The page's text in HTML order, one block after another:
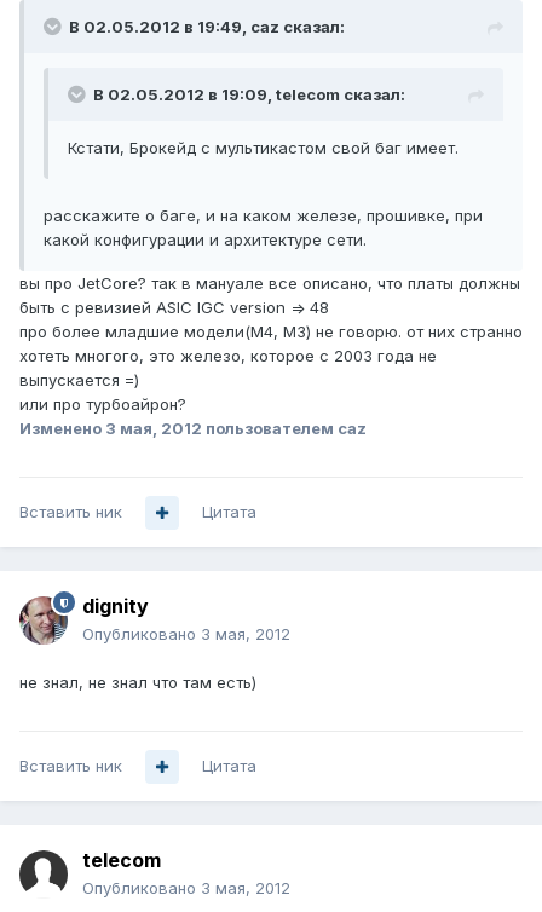
В 02.05.2012 в 19:49, caz сказал:
В 02.05.2012 в 19:09, telecom сказал:
Кстати, Брокейд с мультикастом свой баг имеет.
расскажите о баге, и на каком железе, прошивке, при
какой конфигурации и архитектуре сети.
вы про JetCore? так в мануале все описано, что платы должны
быть c ревизией ASIC IGC version => 48
про более младшие модели(M4, M3) не говорю. от них странно
хотеть многого, это железо, которое с 2003 года не
выпускается =)
или про турбоайрон?
Изменено 3 мая, 2012 пользователем caz
Вставить ник Цитата
dignity
Опубликовано 3 мая, 2012
не знал, не знал что там есть)
Вставить ник Цитата
telecom
Опубликовано 3 мая, 2012